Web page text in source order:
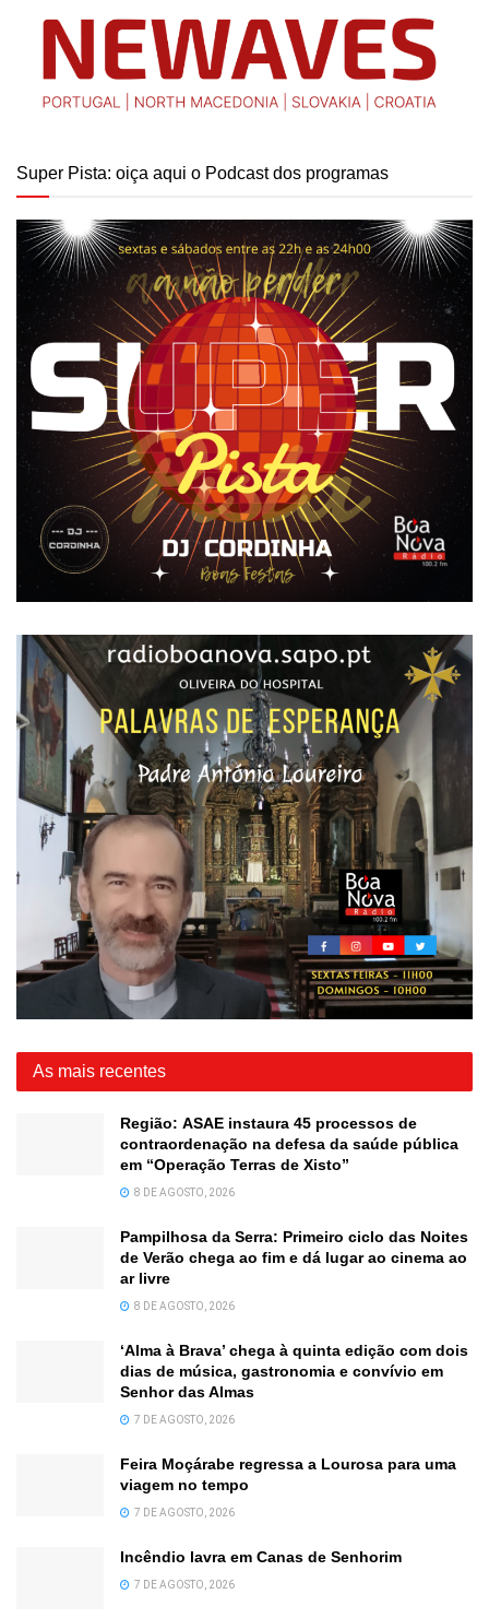
Super Pista: oiça aqui o Podcast dos programas
As mais recentes
Região: ASAE instaura 45 processos de
contraordenação na defesa da saúde pública
em “Operação Terras de Xisto”
8 DE AGOSTO, 2026
Pampilhosa da Serra: Primeiro ciclo das Noites
de Verão chega ao fim e dá lugar ao cinema ao
ar livre
8 DE AGOSTO, 2026
‘Alma à Brava’ chega à quinta edição com dois
dias de música, gastronomia e convívio em
Senhor das Almas
7 DE AGOSTO, 2026
Feira Moçárabe regressa a Lourosa para uma
viagem no tempo
7 DE AGOSTO, 2026
Incêndio lavra em Canas de Senhorim
7 DE AGOSTO, 2026